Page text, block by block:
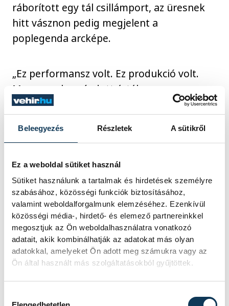
Beleegyezés Részletek A sütikről
Ez a weboldal sütiket használ
Sütiket használunk a tartalmak és hirdetések személyre
szabásához, közösségi funkciók biztosításához,
valamint weboldalforgalmunk elemzéséhez. Ezenkívül
közösségi média-, hirdető- és elemező partnereinkkel
megosztjuk az Ön weboldalhasználatra vonatkozó
adatait, akik kombinálhatják az adatokat más olyan
adatokkal, amelyeket Ön adott meg számukra vagy az
Ön által használt más szolgáltatásokból gyűjtöttek.
ráborított egy tál csillámport, az üresnek
hitt vásznon pedig megjelent a
poplegenda arcképe.
„Ez performansz volt. Ez produkció volt.
Megvan a hozzáadott érték, megvan a
meglepetés komponens és a
képzőművészeti komponens is” – mondta
Puzsér az adásban. Ezzel pedig
képzőművészethez való viszonyát.
Hiszen valóban csak a kész produktum
számít? Az emberek azért a festékkel
összekent vászonért fizetik ki a pénzt, ez
tény. De tényleg csak ez az, ami beárazza a
művészetet? Attilában élénken él egy